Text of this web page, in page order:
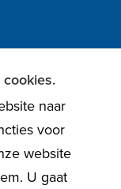
naar
voor
website
U gaat